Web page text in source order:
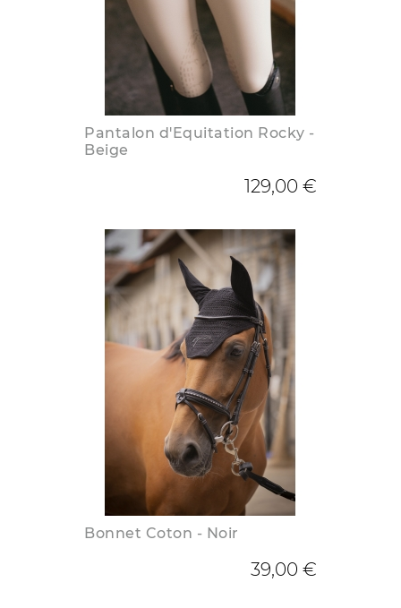
Pantalon d'Equitation Rocky -
Beige
129,00 €
Bonnet Coton - Noir
39,00 €